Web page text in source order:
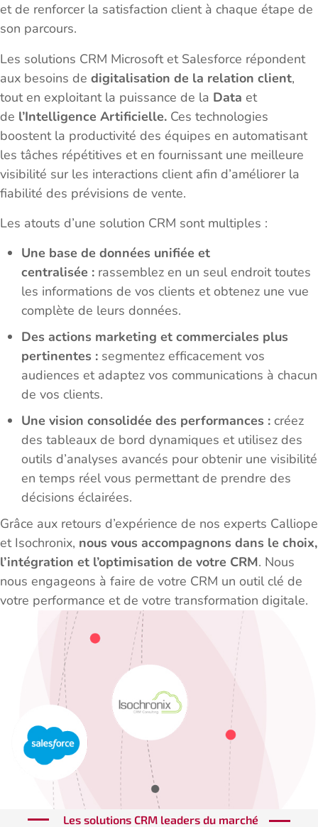
et de renforcer la satisfaction client à chaque étape de
son parcours.
Les solutions CRM Microsoft et Salesforce répondent
aux besoins de digitalisation de la relation client,
tout en exploitant la puissance de la Data et
de l’Intelligence Artificielle. Ces technologies
boostent la productivité des équipes en automatisant
les tâches répétitives et en fournissant une meilleure
visibilité sur les interactions client afin d’améliorer la
fiabilité des prévisions de vente.
Les atouts d’une solution CRM sont multiples :
Une base de données unifiée et
centralisée : rassemblez en un seul endroit toutes
les informations de vos clients et obtenez une vue
complète de leurs données.
Des actions marketing et commerciales plus
pertinentes : segmentez efficacement vos
audiences et adaptez vos communications à chacun
de vos clients.
Une vision consolidée des performances : créez
des tableaux de bord dynamiques et utilisez des
outils d’analyses avancés pour obtenir une visibilité
en temps réel vous permettant de prendre des
décisions éclairées.
Grâce aux retours d’expérience de nos experts Calliope
et Isochronix, nous vous accompagnons dans le choix,
l’intégration et l’optimisation de votre CRM. Nous
nous engageons à faire de votre CRM un outil clé de
votre performance et de votre transformation digitale.
Les solutions CRM leaders du marché